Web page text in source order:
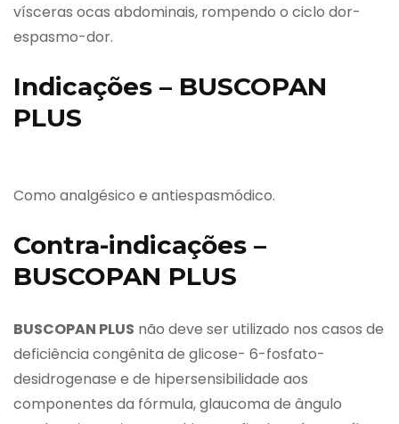
vísceras ocas abdominais, rompendo o ciclo dor-
espasmo-dor.
Indicações – BUSCOPAN
PLUS
Como analgésico e antiespasmódico.
Contra-indicações –
BUSCOPAN PLUS
BUSCOPAN PLUS não deve ser utilizado nos casos de
deficiência congênita de glicose- 6-fosfato-
desidrogenase e de hipersensibilidade aos
componentes da fórmula, glaucoma de ângulo